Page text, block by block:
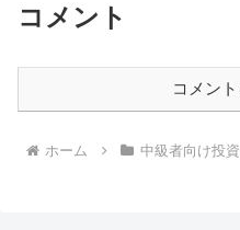
コメント
コメン
ホーム 中級者向け投